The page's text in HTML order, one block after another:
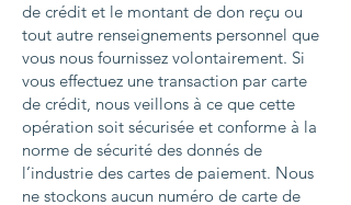
de crédit et le montant de don reçu ou
tout autre renseignements personnel que
vous nous fournissez volontairement. Si
vous effectuez une transaction par carte
de crédit, nous veillons à ce que cette
opération soit sécurisée et conforme à la
norme de sécurité des donnés de
l’industrie des cartes de paiement. Nous
ne stockons aucun numéro de carte de